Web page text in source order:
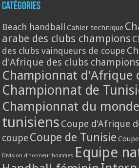
Catégories
Beach handball Cahier technique
arabe des clubs champions
des clubs vainqueurs de coupe
d'Afrique des clubs champions
Championnat d'Afrique
Championnat de
Championnat du monde
tunisiens Coupe d'Afrique
coupe Coupe de Tunisie
Division d'honneur hommes Equipe